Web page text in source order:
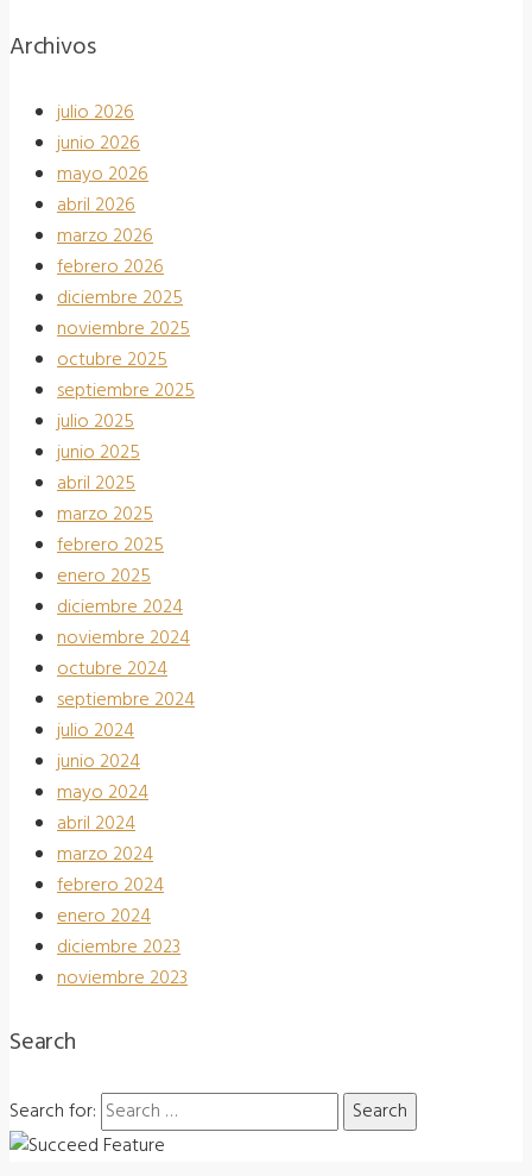
Archivos
julio 2026
junio 2026
mayo 2026
abril 2026
marzo 2026
febrero 2026
diciembre 2025
noviembre 2025
octubre 2025
septiembre 2025
julio 2025
junio 2025
abril 2025
marzo 2025
febrero 2025
enero 2025
diciembre 2024
noviembre 2024
octubre 2024
septiembre 2024
julio 2024
junio 2024
mayo 2024
abril 2024
marzo 2024
febrero 2024
enero 2024
diciembre 2023
noviembre 2023
Search
Search for: